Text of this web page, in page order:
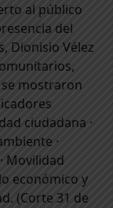
al público
del
Dionisio Vélez
mostraron
ciudadana ·
·
Movilidad
económico y
(Corte 31 de